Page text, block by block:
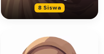
8 Siswa